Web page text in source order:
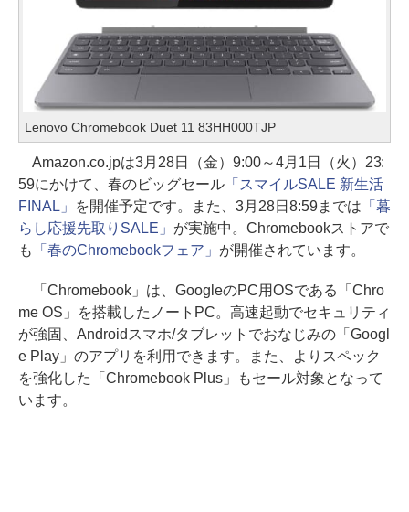
Lenovo Chromebook Duet 11 83HH000TJP
Amazon.co.jpは3月28日（金）9:00～4月1日（火）23:
59にかけて、春のビッグセール「スマイルSALE 新生活
FINAL」
を開催予定です。また、3月28日8:59までは 「暮
らし応援先取りSALE」 が実施中。Chromebookストアで
も
「春のChromebookフェア」 が開催されています。
「Chromebook」は、GoogleのPC用OSである「Chro
me OS」を搭載したノートPC。高速起動でセキュリティ
が強固、Androidスマホ/タブレットでおなじみの「Googl
e Play」のアプリを利用できます。また、よりスペック
を強化した「Chromebook Plus」もセール対象となって
います。